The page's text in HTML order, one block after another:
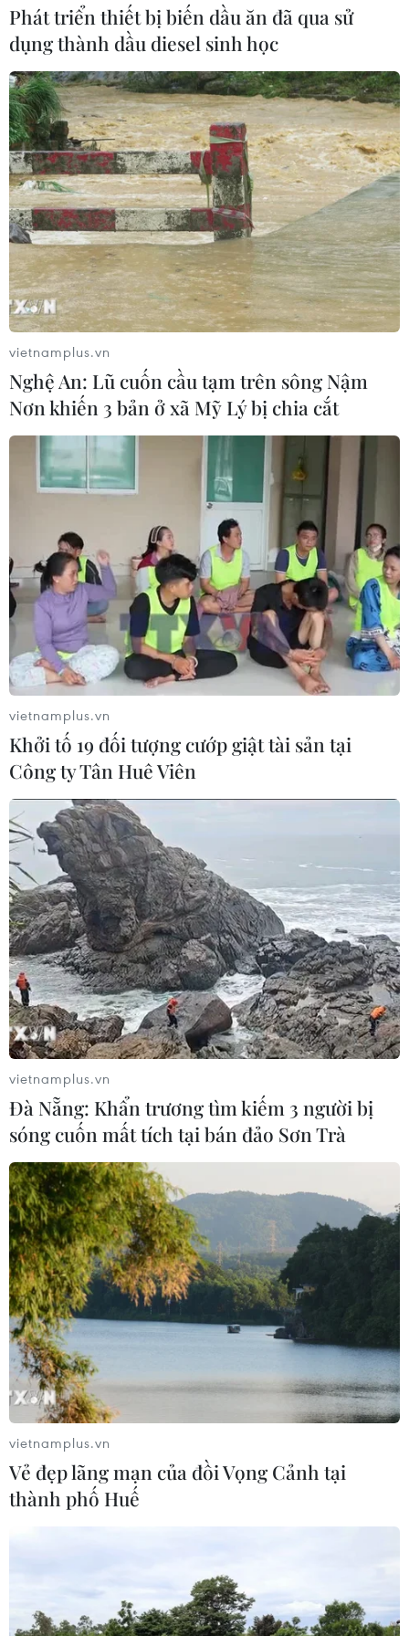
đáp ứng nhu cầu tiêu dùng.
TP.HCM: Nhà bán lẻ liên tục "chạy" khuyến
mãi đón Tết Dương lịch
30/12/2020 08:43
Khuyến mãi trên toàn chuỗi cửa hàng hay đồng loạt
giảm giá là những chương trình ưu đãi được nhiều nhà
bán lẻ ở Thành phố Hồ Chí Minh tung ra nhằm kích cầu
tiêu dùng, đón Tết Dương lịch 2021.
Giỏ quà tặng Tết Tân Sửu 2021: Đa dạng,
phù hợp theo từng phân khúc
14/01/2021 08:32
Dịp Tết Nguyên Đán 2021 đang dần đến gần. Trên thị
trường đang nhộn nhịp với nhiều giỏ quà Tết với mẫu
mã đa dạng, giá bán hợp lý phù hợp với bối cảnh tiêu
dùng.
Phát triển thiết bị biến dầu ăn đã qua sử
dụng thành dầu diesel sinh học
vietnamplus.vn
Nghệ An: Lũ cuốn cầu tạm trên sông Nậm
Nơn khiến 3 bản ở xã Mỹ Lý bị chia cắt
vietnamplus.vn
Khởi tố 19 đối tượng cướp giật tài sản tại
Công ty Tân Huê Viên
vietnamplus.vn
Đà Nẵng: Khẩn trương tìm kiếm 3 người bị
sóng cuốn mất tích tại bán đảo Sơn Trà
vietnamplus.vn
Vẻ đẹp lãng mạn của đồi Vọng Cảnh tại
thành phố Huế